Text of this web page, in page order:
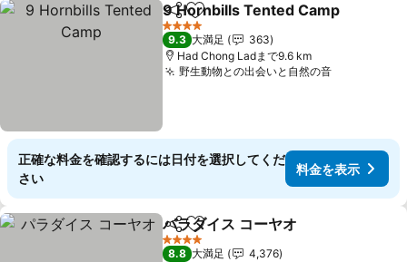
シェアお気に入りに追加
9 Hornbills Tented Camp
4 ホテルのランク
9.3 大満足
363
Had Chong Ladまで9.6 km
野生動物との出会いと自然の音料金を表示
正確な料金を確認するには日付を選択してくだ
さい
料金を表示
シェアお気に入りに追加
パラダイス コーヤオ
4 ホテルのランク
8.8 大満足
4,376